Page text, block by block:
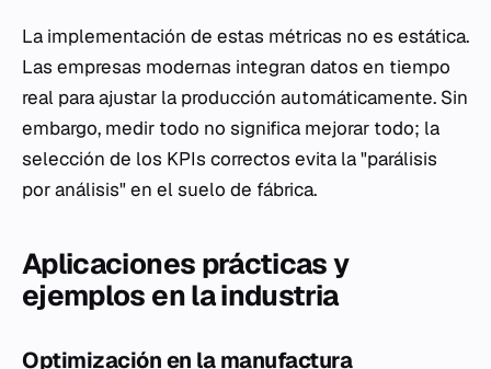
La implementación de estas métricas no es estática.
Las empresas modernas integran datos en tiempo
real para ajustar la producción automáticamente. Sin
embargo, medir todo no significa mejorar todo; la
selección de los KPIs correctos evita la "parálisis
por análisis" en el suelo de fábrica.
Aplicaciones prácticas y
ejemplos en la industria
Optimización en la manufactura